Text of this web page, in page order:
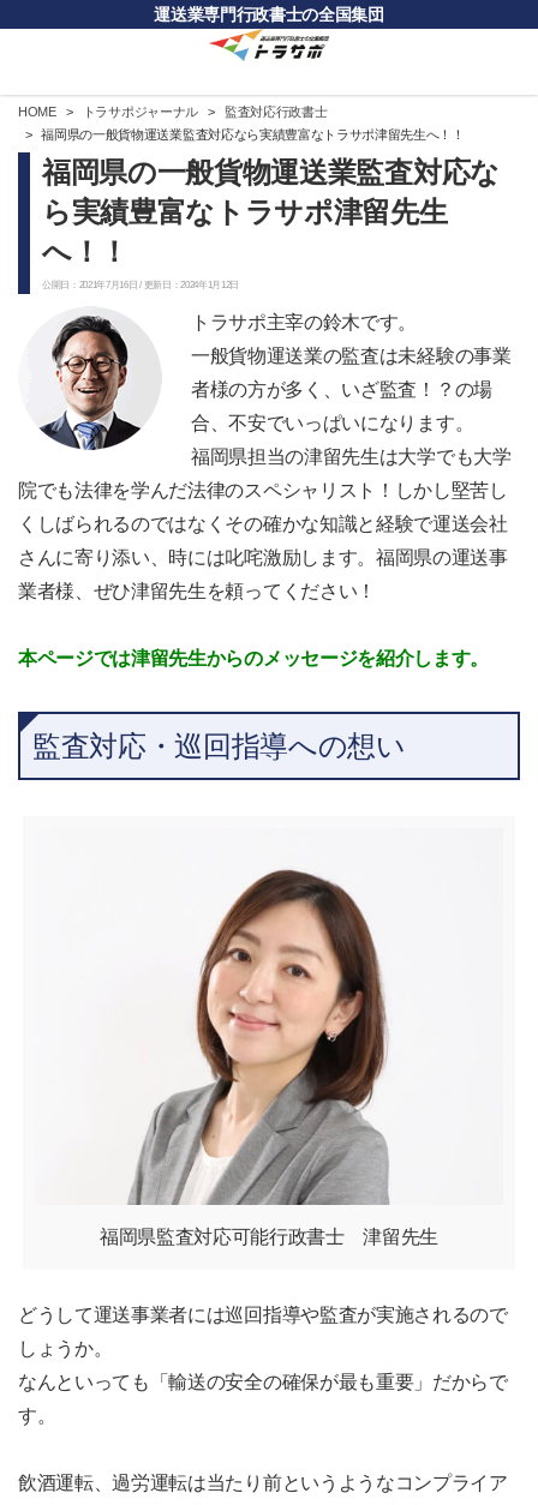
運送業専門行政書士の全国集団
HOME トラサポジャーナル
監査対応行政書士
福岡県の一般貨物運送業監査対応なら実績豊富なトラサポ津留先生へ！！
福岡県の一般貨物運送業監査対応な
ら実績豊富なトラサポ津留先生
へ！！
公開日：2021年7月16日 / 更新日：2024年1月12日
トラサポ主宰の鈴木です。
一般貨物運送業の監査は未経験の事業
者様の方が多く、いざ監査！？の場
合、不安でいっぱいになります。
福岡県担当の津留先生は大学でも大学
院でも法律を学んだ法律のスペシャリスト！しかし堅苦し
くしばられるのではなくその確かな知識と経験で運送会社
さんに寄り添い、時には叱咤激励します。福岡県の運送事
業者様、ぜひ津留先生を頼ってください！
本ページでは津留先生からのメッセージを紹介します。
監査対応・巡回指導への想い
福岡県監査対応可能行政書士 津留先生
どうして運送事業者には巡回指導や監査が実施されるので
しょうか。
なんといっても「輸送の安全の確保が最も重要」だからで
す。
飲酒運転、過労運転は当たり前というようなコンプライア